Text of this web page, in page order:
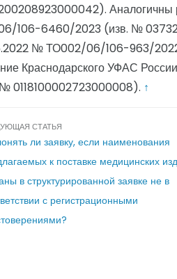
Аналогичны
106-6460/2023 (изв. №
№ ТО002/06/106-963/
Краснодарского УФАС
0118100002723000008). ↑
СТАТЬЯ
ли заявку, если наименования
к поставке медицинских
в структурированной заявке не в
с регистрационными